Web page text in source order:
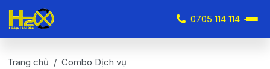
0705 114 114
Trang chủ Combo Dịch vụ